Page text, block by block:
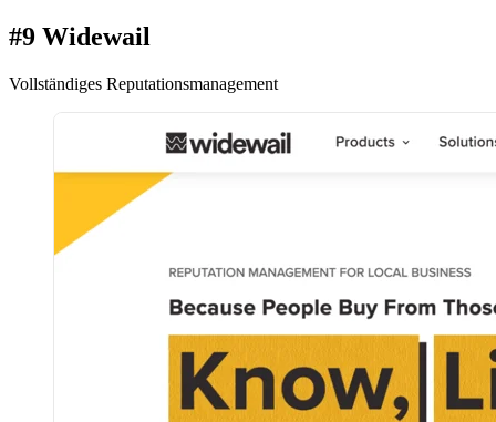
#9 Widewail
Vollständiges Reputationsmanagement